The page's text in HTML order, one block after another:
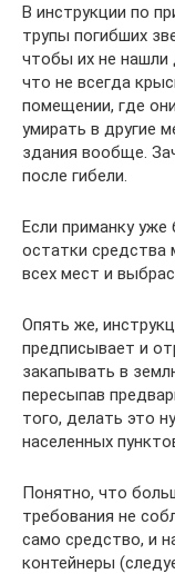
В инструкции по
трупы погибших
чтобы их не нашли
что не всегда
помещении, где
умирать в другие
здания вообще.
после гибели.
Если приманку уже
остатки средства
всех мест и
Опять же,
предписывает и
закапывать в
пересыпав
того, делать это
населенных
Понятно, что
требования не
само средство, и
контейнеры